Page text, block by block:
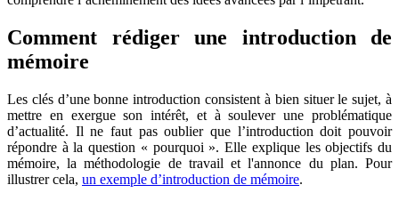
Comment rédiger une introduction de
mémoire
Les clés d’une bonne introduction consistent à bien situer le sujet, à
mettre en exergue son intérêt, et à soulever une problématique
d’actualité. Il ne faut pas oublier que l’introduction doit pouvoir
répondre à la question « pourquoi ». Elle explique les objectifs du
mémoire, la méthodologie de travail et l'annonce du plan. Pour
illustrer cela, un exemple d’introduction de mémoire.